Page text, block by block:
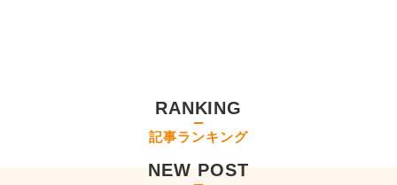
RANKING
記事ランキング
NEW POST